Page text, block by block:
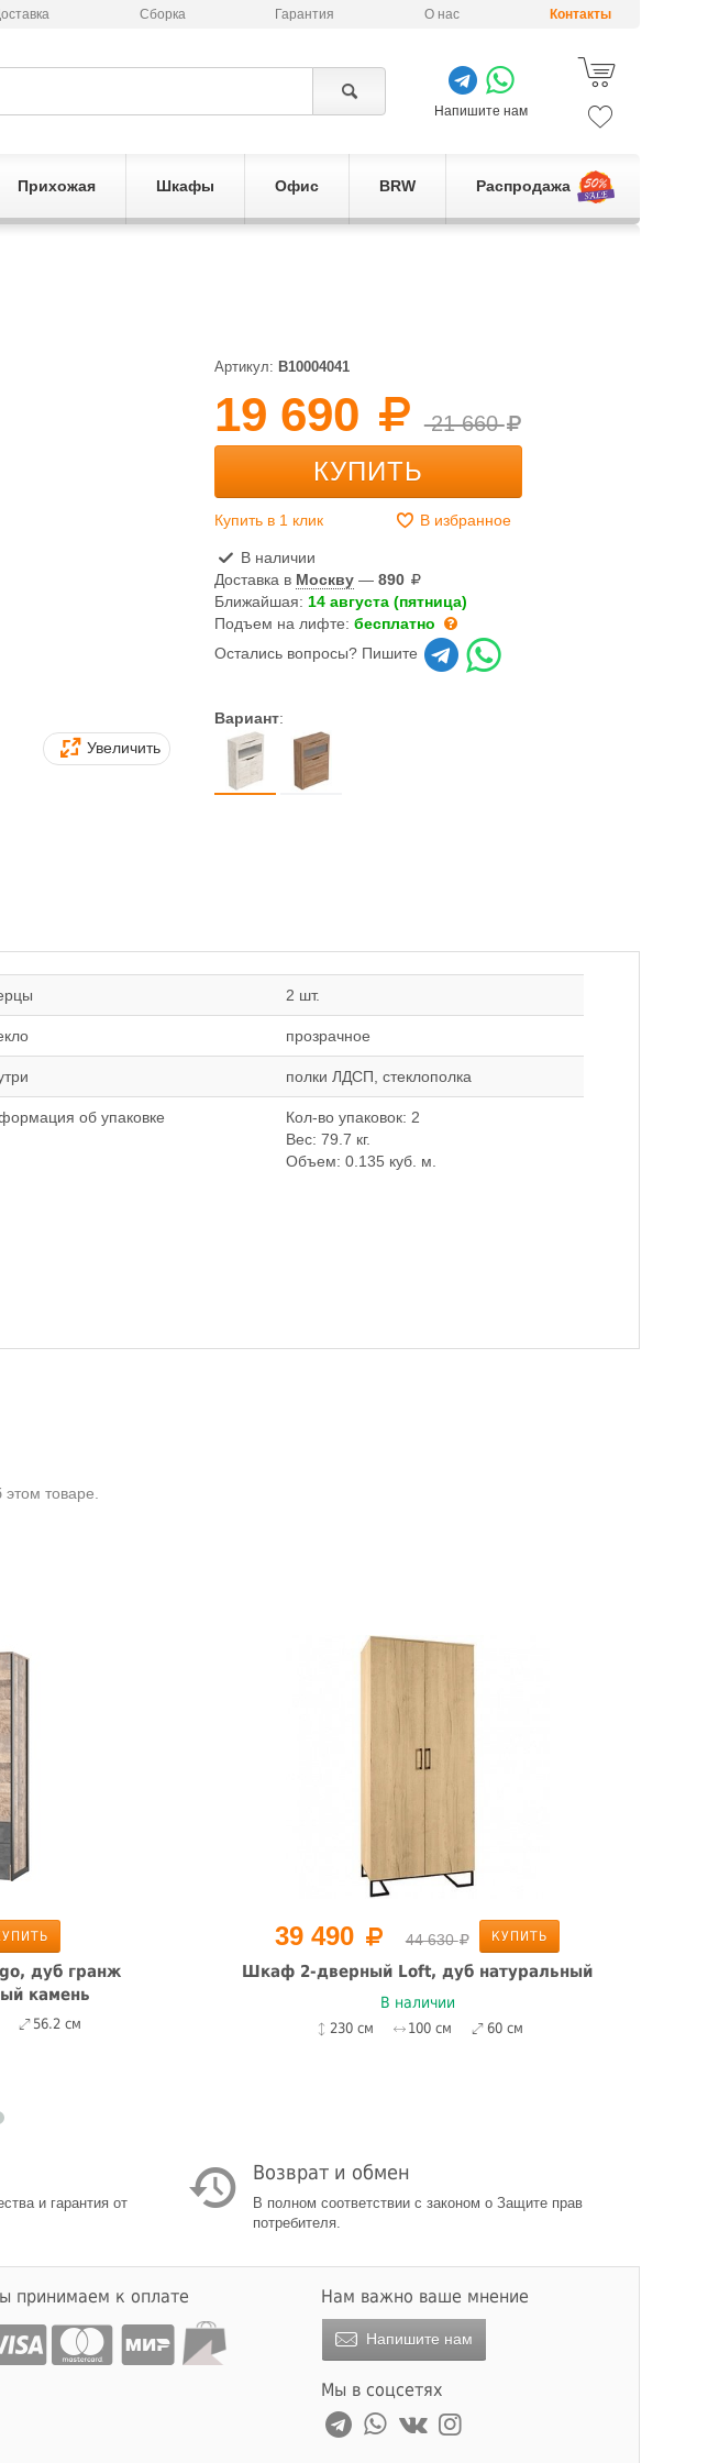
Сборка Гарантия О нас Контакты
Напишите нам
Прихожая Шкафы Офис BRW Распродажа
Увеличить
Артикул: B10004041
19 690 21 660
КУПИТЬ
Купить в 1 клик В избранное
В наличии
Доставка в Москву —890
Ближайшая: 14 августа (пятница)
Подъем на лифте:бесплатно
Остались вопросы? Пишите
Вариант:
2 шт.
прозрачное
полки ЛДСП, стеклополка
об упаковке
Кол-во упаковок: 2
Вес: 79.7 кг.
Объем: 0.135 куб. м.
товаре.
дуб гранж
камень
56.2 см
39 490 44 630 КУПИТЬ
Шкаф 2-дверный Loft, дуб натуральный
В наличии
230 см 100 см 60 см
и гарантия от
Возврат и обмен
В полном соответствии с законом о Защите прав
потребителя.
принимаем к оплате Нам важно ваше мнение
Напишите нам
Мы в соцсетях